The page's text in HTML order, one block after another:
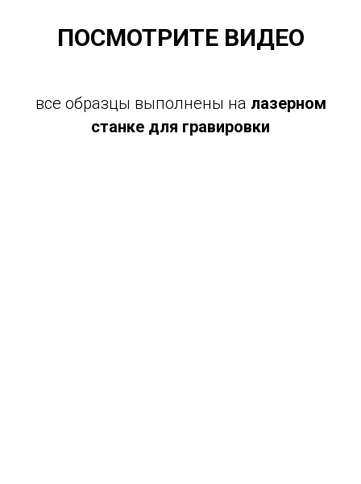
ПОСМОТРИТЕ ВИДЕО
все образцы выполнены на лазерном
станке для гравировки